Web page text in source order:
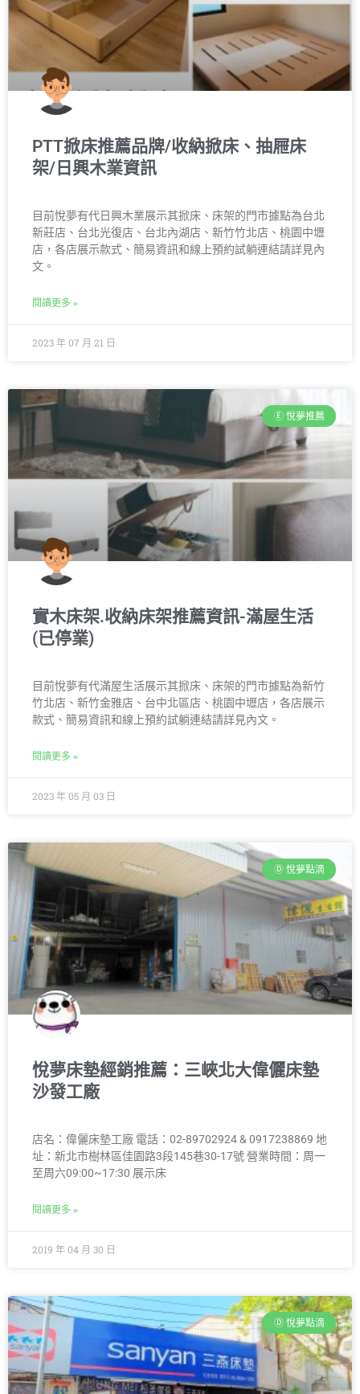
PTT掀床推薦品牌/收納掀床、抽屜床
架/日興木業資訊
目前悅夢有代日興木業展示其掀床、床架的門市據點為台北
新莊店、台北光復店、台北內湖店、新竹竹北店、桃園中壢
店，各店展示款式、簡易資訊和線上預約試躺連結請詳見內
文。
閱讀更多 »
2023 年 07 月 21 日
Ⓔ 悅夢推薦
實木床架.收納床架推薦資訊-滿屋生活
(已停業)
目前悅夢有代滿屋生活展示其掀床、床架的門市據點為新竹
竹北店、新竹金雅店、台中北區店、桃園中壢店，各店展示
款式、簡易資訊和線上預約試躺連結請詳見內文。
閱讀更多 »
2023 年 05 月 03 日
Ⓓ 悅夢點滴
悅夢床墊經銷推薦：三峽北大偉儷床墊
沙發工廠
店名：偉儷床墊工廠 電話：02-89702924 & 0917238869 地
址：新北市樹林區佳園路3段145巷30-17號 營業時間：周一
至周六09:00~17:30 展示床
閱讀更多 »
2019 年 04 月 30 日
Ⓓ 悅夢點滴